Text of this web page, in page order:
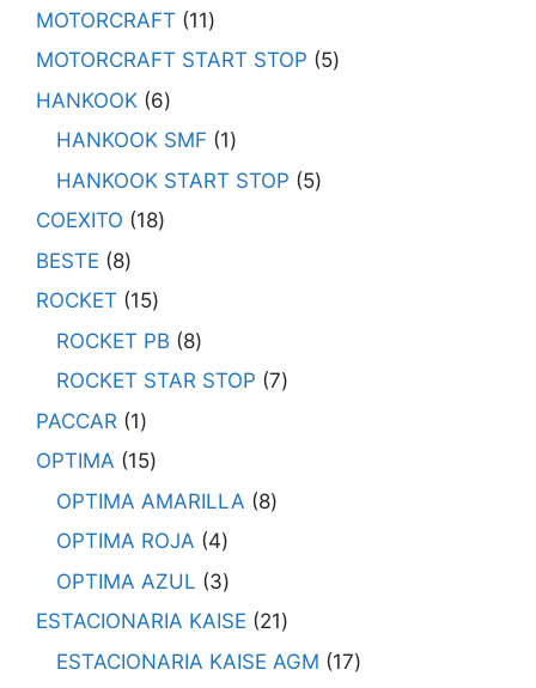
MOTORCRAFT
11
MOTORCRAFT START STOP
5
HANKOOK 6
HANKOOK SMF
1
HANKOOK START STOP
5
COEXITO
18
BESTE
8
ROCKET
15
ROCKET PB
8
ROCKET STAR STOP 7
PACCAR
1
OPTIMA
15
OPTIMA AMARILLA
8
OPTIMA ROJA
4
OPTIMA AZUL
3
ESTACIONARIA KAISE
21
ESTACIONARIA KAISE AGM
17